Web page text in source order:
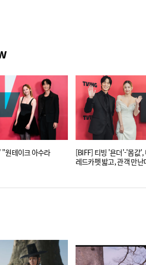
원테이크 아수라
[BIFF] 티빙 '욘더'-'몸값',
레드카펫 밟고, 관객 만난